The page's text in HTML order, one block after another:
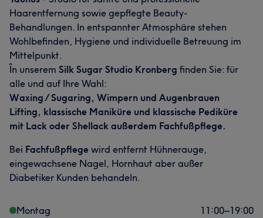
Haarentfernung sowie gepflegte Beauty-
Behandlungen. In entspannter Atmosphäre stehen
Wohlbefinden, Hygiene und individuelle Betreuung im
Mittelpunkt.
În unserem Silk Sugar Studio Kronberg finden Sie: für
alle und auf Ihre Wahl:
Waxing / Sugaring, Wimpern und Augenbrauen
Lifting, klassische Maniküre und klassische Pediküre
mit Lack oder Shellack außerdem Fachfußpflege.
Bei Fachfußpflege wird entfernt Hühnerauge,
eingewachsene Nagel, Hornhaut aber außer
Diabetiker Kunden behandeln.
Montag 11:00–19:00